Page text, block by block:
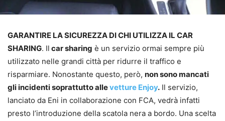
GARANTIRE LA SICUREZZA DI CHI UTILIZZA IL CAR
SHARING. Il car sharing è un servizio ormai sempre più
utilizzato nelle grandi città per ridurre il traffico e
risparmiare. Nonostante questo, però, non sono mancati
gli incidenti soprattutto allevetture Enjoy. Il servizio,
lanciato da Eni in collaborazione con FCA, vedrà infatti
presto l’introduzione della scatola nera a bordo. Una scelta